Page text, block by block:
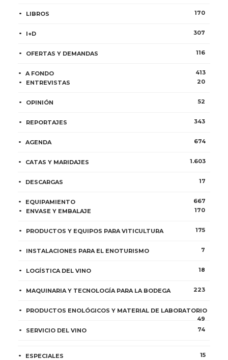
LIBROS 170
I+D 307
OFERTAS Y DEMANDAS 116
A FONDO
413
ENTREVISTAS
20
OPINIÓN 52
REPORTAJES 343
AGENDA 674
CATAS Y MARIDAJES 1.603
DESCARGAS 17
EQUIPAMIENTO
667
ENVASE Y EMBALAJE
170
PRODUCTOS Y EQUIPOS PARA VITICULTURA 175
INSTALACIONES PARA EL ENOTURISMO 7
LOGÍSTICA DEL VINO 18
MAQUINARIA Y TECNOLOGÍA PARA LA BODEGA 223
PRODUCTOS ENOLÓGICOS Y MATERIAL DE LABORATORIO
49
SERVICIO DEL VINO
74
ESPECIALES 15